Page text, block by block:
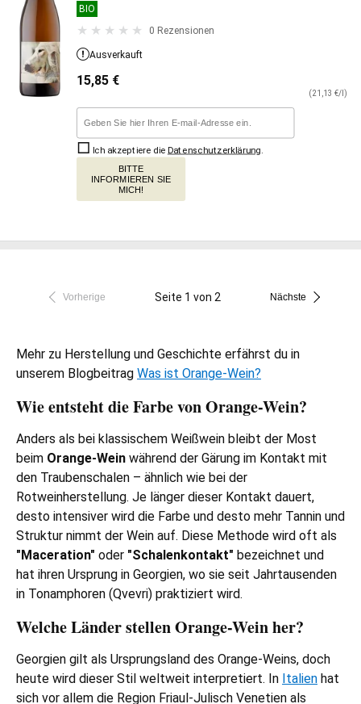
BIO
0 Rezensionen
Ausverkauft
15,85 €
(21,13 €/l)
Ich akzeptiere die Datenschutzerklärung
BITTE
INFORMIEREN SIE
MICH!
Vorherige Seite 1 von 2 Nächste
Mehr zu Herstellung und Geschichte erfährst du in
unserem Blogbeitrag Was ist Orange-Wein?
Wie entsteht die Farbe von Orange-Wein?
Anders als bei klassischem Weißwein bleibt der Most
beim Orange-Wein während der Gärung im Kontakt mit
den Traubenschalen – ähnlich wie bei der
Rotweinherstellung. Je länger dieser Kontakt dauert,
desto intensiver wird die Farbe und desto mehr Tannin und
Struktur nimmt der Wein auf. Diese Methode wird oft als
"Maceration" oder "Schalenkontakt" bezeichnet und
hat ihren Ursprung in Georgien, wo sie seit Jahrtausenden
in Tonamphoren (Qvevri) praktiziert wird.
Welche Länder stellen Orange-Wein her?
Georgien gilt als Ursprungsland des Orange-Weins, doch
heute wird dieser Stil weltweit interpretiert. In Italien hat
sich vor allem die Region Friaul-Julisch Venetien als